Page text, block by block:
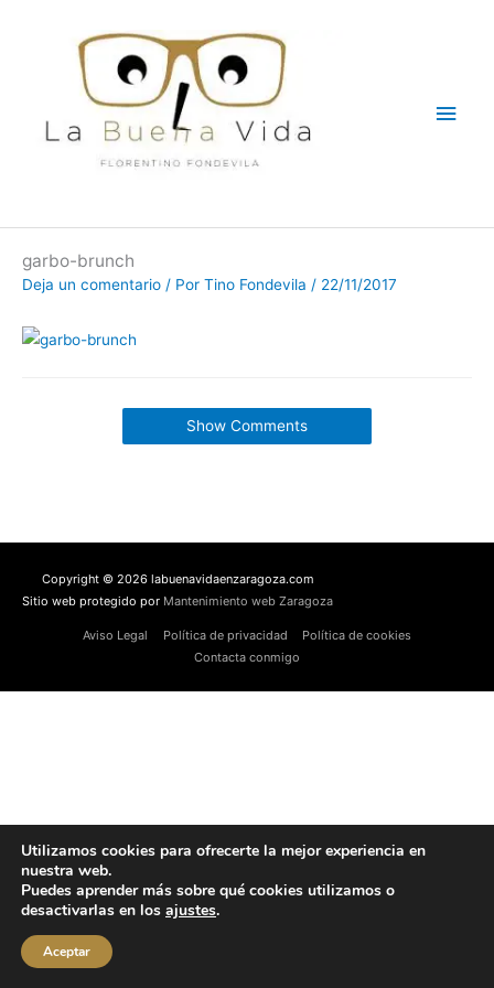
garbo-brunch
Deja un comentario / Por Tino Fondevila / 22/11/2017
Show Comments
Copyright © 2026 labuenavidaenzaragoza.com
Sitio web protegido por Mantenimiento web Zaragoza
Aviso Legal Política de privacidad
Política de cookies
Contacta conmigo
Utilizamos cookies para ofrecerte la mejor experiencia en
nuestra web.
Puedes aprender más sobre qué cookies utilizamos o
desactivarlas en los ajustes.
Aceptar